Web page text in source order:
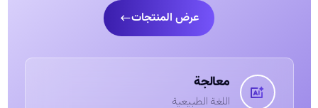
عرض المنتجات
معالجة
اللغة الطبيعية